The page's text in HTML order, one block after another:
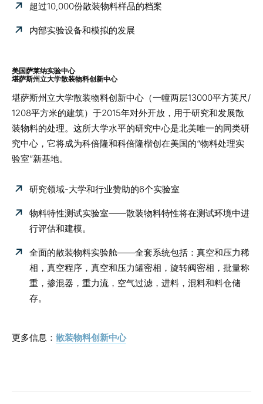
超过10,000份散装物料样品的档案
内部实验设备和模拟的发展
美国萨莱纳实验中心
堪萨斯州立大学散装物料创新中心
堪萨斯州立大学散装物料创新中心（一幢两层13000平方英尺/
1208平方米的建筑）于2015年对外开放，用于研究和发展散
装物料的处理。 这所大学水平的研究中心是北美唯一的同类研
究中心，它将成为科倍隆和科倍隆楷创在美国的“物料处理实
验室”新基地。
研究领域-大学和行业赞助的6个实验室
物料特性测试实验室——散装物料特性将在测试环境中进
行评估和建模。
全面的散装物料实验舱——全套系统包括：真空和压力稀
相，真空程序，真空和压力罐密相，旋转阀密相，批量称
重，掺混器，重力流，空气过滤，进料，混料和料仓储
存。
更多信息： 散装物料创新中心